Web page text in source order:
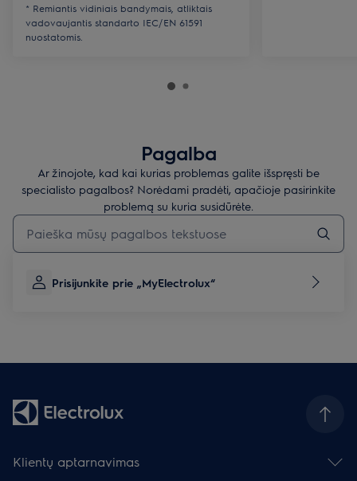
* Remiantis vidiniais bandymais, atliktais
vadovaujantis standarto IEC/EN 61591
nuostatomis.
Pagalba
Ar žinojote, kad kai kurias problemas galite išspręsti be
specialisto pagalbos? Norėdami pradėti, apačioje pasirinkite
problemą su kuria susidūrėte.
Įveskite tekstą, jei norite ieškoti pagalbinių straipsnių
Prisijunkite prie „MyElectrolux“
Klientų aptarnavimas